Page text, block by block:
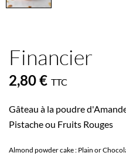
Financier
2,80 € TTC
Gâteau à la poudre
Pistache ou Fruits Rouges
Almond powder cake : Plain or